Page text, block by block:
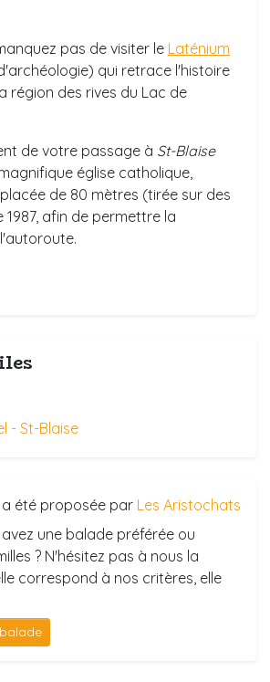
pas de visiter le Laténium
qui retrace l'histoire
région des rives du Lac de
de votre passage à St-Blaise
église catholique,
de 80 mètres (tirée sur des
afin de permettre la
- St-Blaise
été proposée par Les Aristochats
une balade préférée ou
? N'hésitez pas à nous la
correspond à nos critères, elle